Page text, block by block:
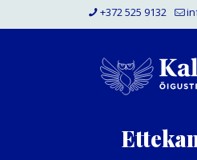
+372 525 9132